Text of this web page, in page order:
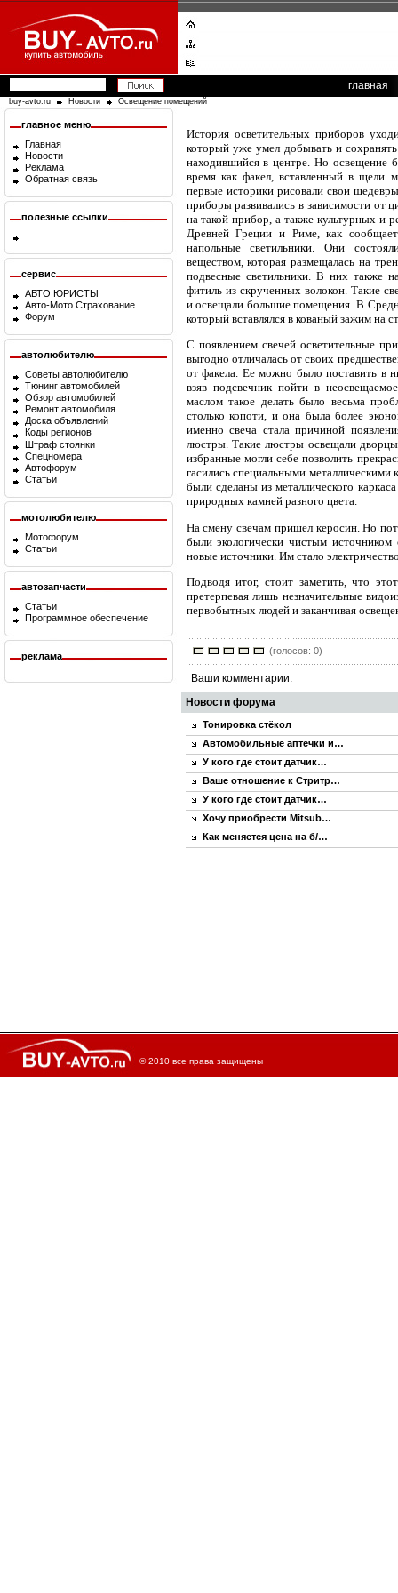
главная
buy-avto.ru Новости Освещение помещений
главное меню
Главная
Новости
Реклама
Обратная связь
полезные ссылки
сервис
АВТО ЮРИСТЫ
Авто-Мото Страхование
Форум
автолюбителю
Советы автолюбителю
Тюнинг автомобилей
Обзор автомобилей
Ремонт автомобиля
Доска объявлений
Коды регионов
Штраф стоянки
Спецномера
Автофорум
Статьи
мотолюбителю
Мотофорум
Статьи
автозапчасти
Статьи
Программное обеспечение
реклама
История осветительных приборов
который уже умел добывать и
находившийся в центре. Но освещение
время как факел, вставленный в щели
первые историки рисовали свои
приборы развивались в зависимости от
на такой прибор, а также культурных и
Древней Греции и Риме, как
напольные светильники. Они
веществом, которая размещалась на
подвесные светильники. В них также
фитиль из скрученных волокон. Такие
и освещали большие помещения. В
который вставлялся в кованый зажим на
С появлением свечей осветительные
выгодно отличалась от своих
от факела. Ее можно было поставить в
взяв подсвечник пойти в
маслом такое делать было весьма
столько копоти, и она была более
именно свеча стала причиной
люстры. Такие люстры освещали
избранные могли себе позволить
гасились специальными
были сделаны из металлического
природных камней разного цвета.
На смену свечам пришел керосин. Но
были экологически чистым
новые источники. Им стало
Подводя итог, стоит заметить, что
претерпевая лишь незначительные
первобытных людей и заканчивая
(голосов: 0)
Ваши комментарии:
Новости форума
Тонировка стёкол
Автомобильные аптечки и…
У кого где стоит датчик…
Ваше отношение к Стритр…
У кого где стоит датчик…
Хочу приобрести Mitsub…
Как меняется цена на б/…
© 2010 все права защищены